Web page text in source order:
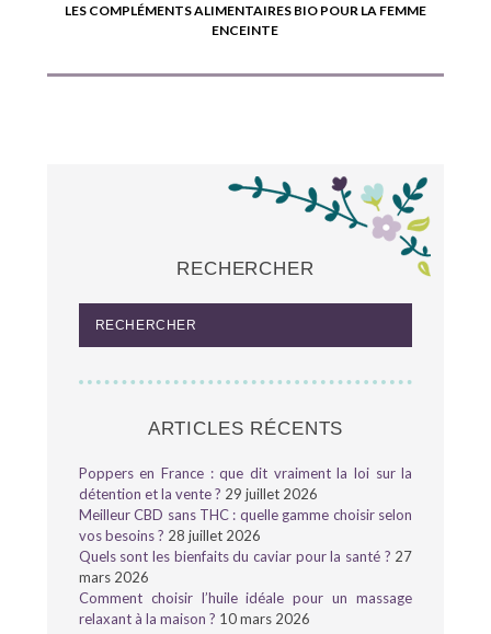
LES COMPLÉMENTS ALIMENTAIRES BIO POUR LA FEMME
ENCEINTE
RECHERCHER
ARTICLES RÉCENTS
Poppers en France : que dit vraiment la loi sur la
détention et la vente ? 29 juillet 2026
Meilleur CBD sans THC : quelle gamme choisir selon
vos besoins ? 28 juillet 2026
Quels sont les bienfaits du caviar pour la santé ? 27
mars 2026
Comment choisir l’huile idéale pour un massage
relaxant à la maison ? 10 mars 2026